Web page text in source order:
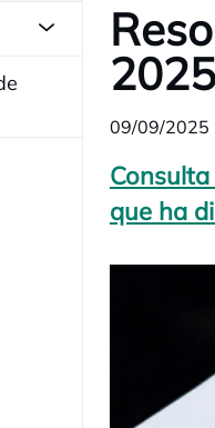
2025
09/09/2025
que ha